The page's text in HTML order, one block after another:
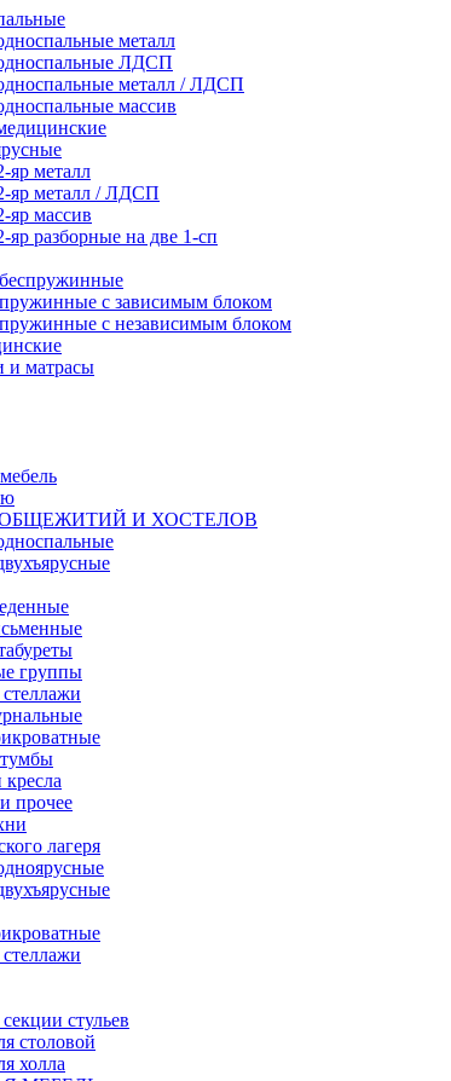
металл
ЛДСП
металл / ЛДСП
массив
яр металл
яр металл / ЛДСП
яр массив
яр разборные на две 1-сп
с зависимым блоком
с независимым блоком
и матрасы
И ХОСТЕЛОВ
группы
прочее
лагеря
стульев
столовой
холла